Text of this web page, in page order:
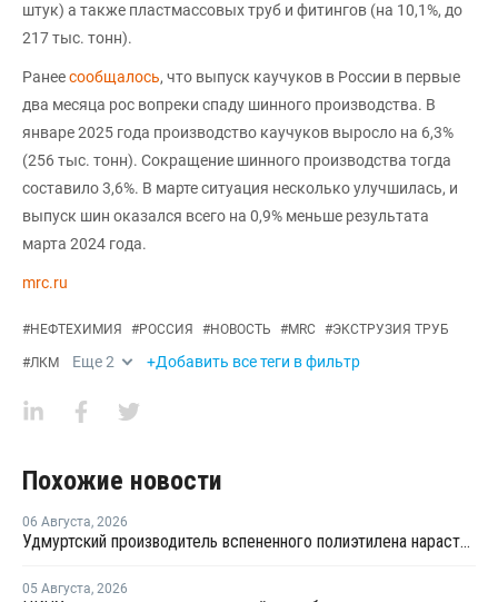
штук) а также пластмассовых труб и фитингов (на 10,1%, до
217 тыс. тонн).
Ранеесообщалось, что выпуск каучуков в России в первые
два месяца рос вопреки спаду шинного производства. В
январе 2025 года производство каучуков выросло на 6,3%
(256 тыс. тонн). Сокращение шинного производства тогда
составило 3,6%. В марте ситуация несколько улучшилась, и
выпуск шин оказался всего на 0,9% меньше результата
марта 2024 года.
mrc.ru
#НЕФТЕХИМИЯ #РОССИЯ #НОВОСТЬ #MRC #ЭКСТРУЗИЯ ТРУБ
#ЛКМ Еще2 +Добавить все теги в фильтр
Похожие новости
06 Августа, 2026
Удмуртский производитель вспененного полиэтилена нарастит выпуск на 15%
05 Августа, 2026